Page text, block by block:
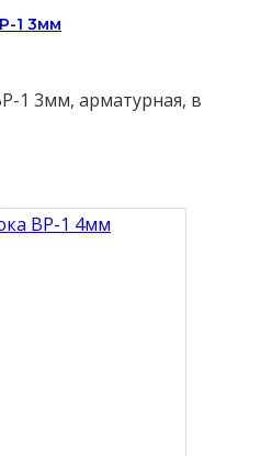
1 3мм
1 3мм, арматурная, в